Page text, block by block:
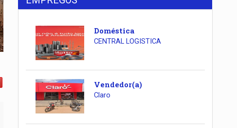
Doméstica
CENTRAL LOGISTICA
Vendedor(a)
Claro